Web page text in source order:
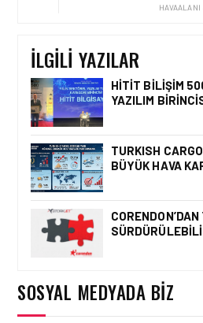
HAVAALANI
İLGILI YAZILAR
HITIT BILIŞIM
YAZILIM
TURKISH
BÜYÜK HAVA
SOSYAL MEDYADA BIZ